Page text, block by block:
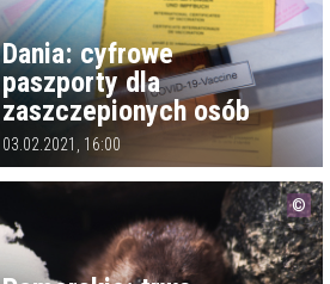
Dania: cyfrowe
paszporty dla
zaszczepionych osób
03.02.2021, 16:00